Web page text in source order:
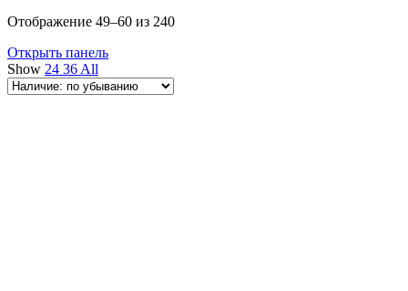
Отображение 49–60 из 240
Открыть панель
Show 24 36 All